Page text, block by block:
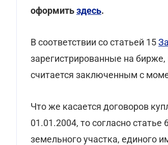
оформитьздесь.
В соответствии со статьей 15
зарегистрированные на
считается заключенным с
Что же касается договоров
01.01.2004, то согласно статье
земельного участка, единого